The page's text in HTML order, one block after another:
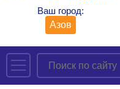
Ваш город:
Азов